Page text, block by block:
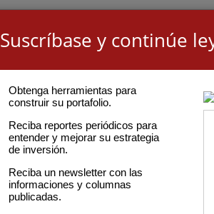
Suscríbase y continúe
Obtenga herramientas para
construir su portafolio.
Reciba reportes periódicos para
entender y mejorar su estrategia
de inversión.
Reciba un newsletter con las
informaciones y columnas
publicadas.